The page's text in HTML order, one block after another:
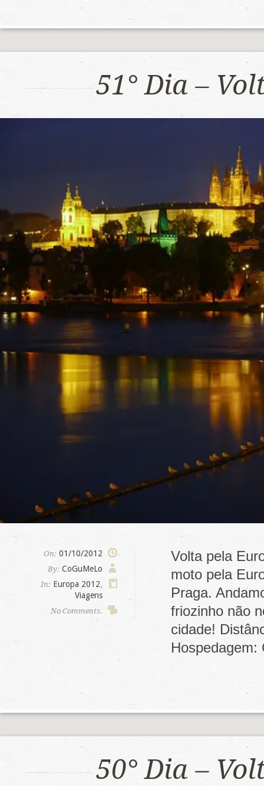
51° Dia –
On: 01/10/2012
By: CoGuMeLo
In: Europa 2012
Viagens
No Comments.
Volta pela
moto pela
Praga.
friozinho não
cidade!
Hospedagem:
50° Dia –